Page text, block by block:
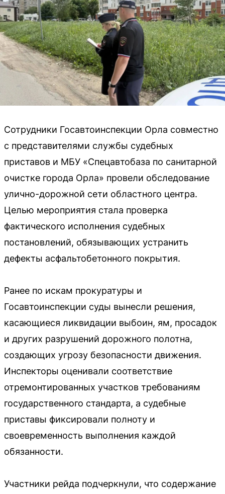
Сотрудники Госавтоинспекции Орла совместно
с представителями службы судебных
приставов и МБУ «Спецавтобаза по санитарной
очистке города Орла» провели обследование
улично-дорожной сети областного центра.
Целью мероприятия стала проверка
фактического исполнения судебных
постановлений, обязывающих устранить
дефекты асфальтобетонного покрытия.
Ранее по искам прокуратуры и
Госавтоинспекции суды вынесли решения,
касающиеся ликвидации выбоин, ям, просадок
и других разрушений дорожного полотна,
создающих угрозу безопасности движения.
Инспекторы оценивали соответствие
отремонтированных участков требованиям
государственного стандарта, а судебные
приставы фиксировали полноту и
своевременность выполнения каждой
обязанности.
Участники рейда подчеркнули, что содержание